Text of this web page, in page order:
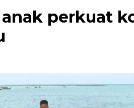
perkuat